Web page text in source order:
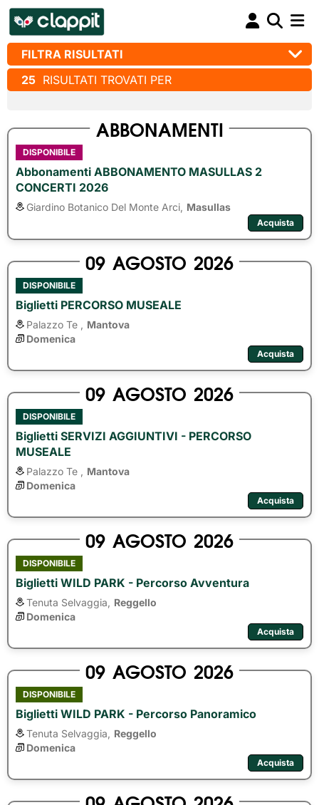
FILTRA RISULTATI
25 RISULTATI TROVATI PER
ABBONAMENTI
DISPONIBILE
Abbonamenti ABBONAMENTO MASULLAS 2
CONCERTI 2026
Giardino Botanico Del Monte Arci, Masullas
Acquista
09 AGOSTO 2026
DISPONIBILE
Biglietti PERCORSO MUSEALE
Palazzo Te ,
Mantova
Domenica
Acquista
09 AGOSTO 2026
DISPONIBILE
Biglietti SERVIZI AGGIUNTIVI - PERCORSO
MUSEALE
Palazzo Te ,
Mantova
Domenica
Acquista
09 AGOSTO 2026
DISPONIBILE
Biglietti WILD PARK - Percorso Avventura
Tenuta Selvaggia,
Reggello
Domenica
Acquista
09 AGOSTO 2026
DISPONIBILE
Biglietti WILD PARK - Percorso Panoramico
Tenuta Selvaggia,
Reggello
Domenica
Acquista